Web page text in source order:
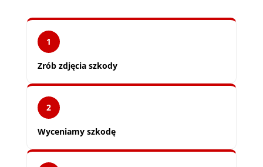
1
Zrób zdjęcia szkody
2
Wyceniamy szkodę